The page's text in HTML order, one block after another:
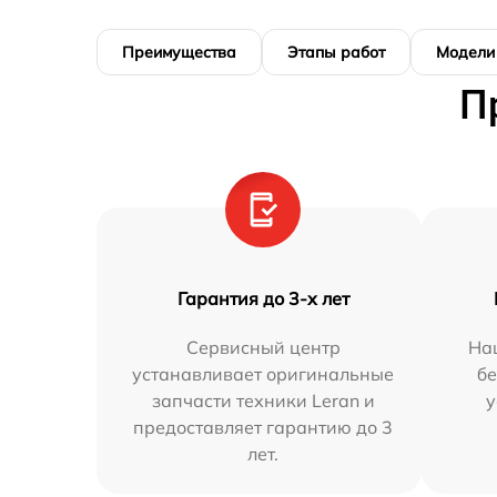
Преимущества Этапы работ Модели
Гарантия до 3-х лет
Сервисный центр
устанавливает оригинальные
запчасти техники Leran и
предоставляет гарантию до 3
лет.